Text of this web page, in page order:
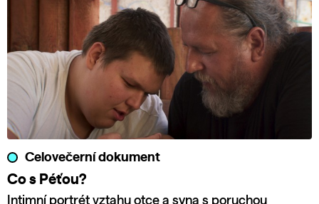
Celovečerní dokument
Co s Péťou?
Intimní portrét vztahu otce a syna s poruchou